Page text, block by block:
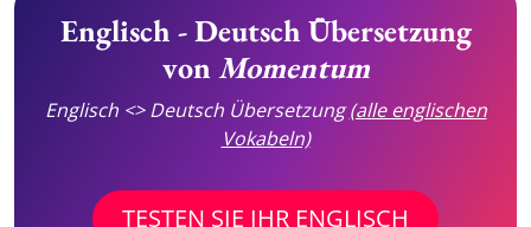
Englisch - Deutsch Übersetzung
vonMomentum
Englisch <> Deutsch Übersetzung(alle englischen
Vokabeln)
TESTEN SIE IHR ENGLISCH